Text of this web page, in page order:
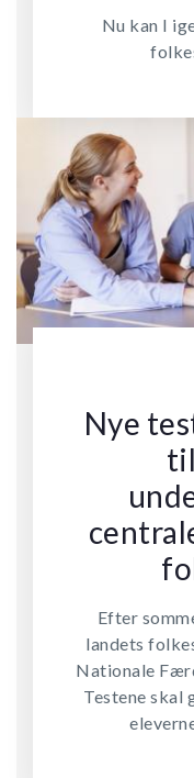
Nu kan I
Nye
Efter
landets
Nationale
Testene skal